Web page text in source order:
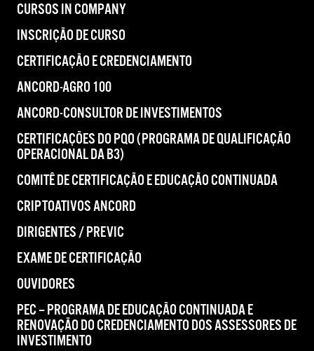
CURSOS IN COMPANY
INSCRIÇÃO DE CURSO
CERTIFICAÇÃO E CREDENCIAMENTO
ANCORD-AGRO 100
ANCORD-CONSULTOR DE INVESTIMENTOS
CERTIFICAÇÕES DO PQO (PROGRAMA DE QUALIFICAÇÃO
OPERACIONAL DA B3)
COMITÊ DE CERTIFICAÇÃO E EDUCAÇÃO CONTINUADA
CRIPTOATIVOS ANCORD
DIRIGENTES / PREVIC
EXAME DE CERTIFICAÇÃO
OUVIDORES
PEC – PROGRAMA DE EDUCAÇÃO CONTINUADA E
RENOVAÇÃO DO CREDENCIAMENTO DOS ASSESSORES DE
INVESTIMENTO